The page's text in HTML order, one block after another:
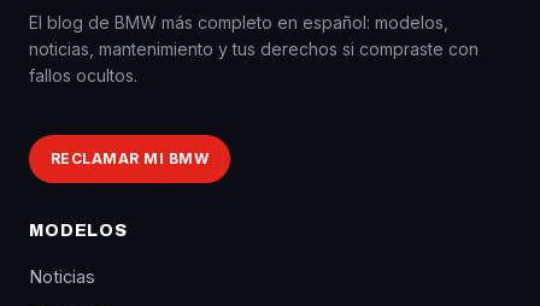
El blog de BMW más completo en español: modelos,
noticias, mantenimiento y tus derechos si compraste con
fallos ocultos.
RECLAMAR MI BMW
MODELOS
Noticias